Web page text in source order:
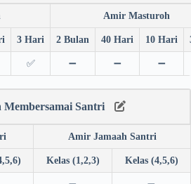
Amir Masturoh
3 Hari 2 Bulan 40 Hari 10 Hari
✅ ➖ ➖ ➖
Membersamai Santri
Amir Jamaah Santri
Kelas (1,2,3) Kelas (4,5,6)